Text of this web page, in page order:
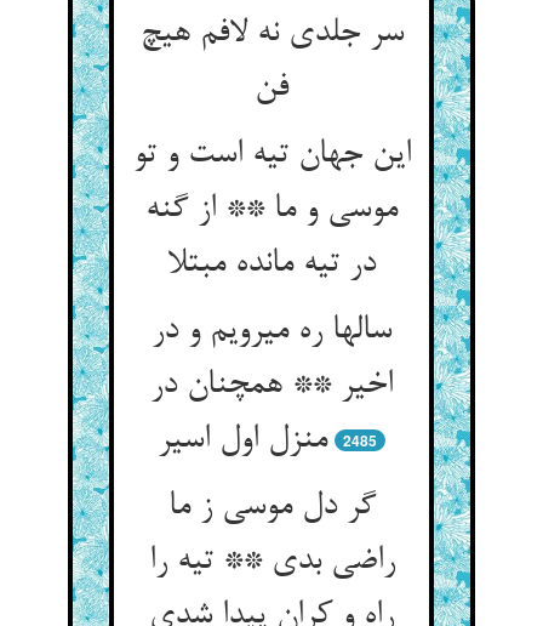
سر جلدی نه لافم هیچ
فن‏
این جهان تیه است و تو
موسی و ما ** از گنه
در تیه مانده مبتلا
سالها ره می‏رویم و در
اخیر ** همچنان در
منزل اول اسیر
2485
گر دل موسی ز ما
راضی بدی ** تیه را
راه و کران پیدا شدی‏